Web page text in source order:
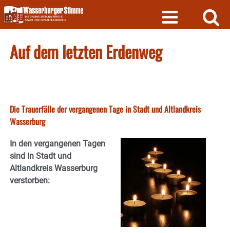
Skip
to
content
Auf dem letzten Erdenweg
Die Trauerfälle der vergangenen Tage in Stadt und Altlandkreis
Wasserburg
In den vergangenen Tagen
sind in Stadt und
Altlandkreis Wasserburg
verstorben: